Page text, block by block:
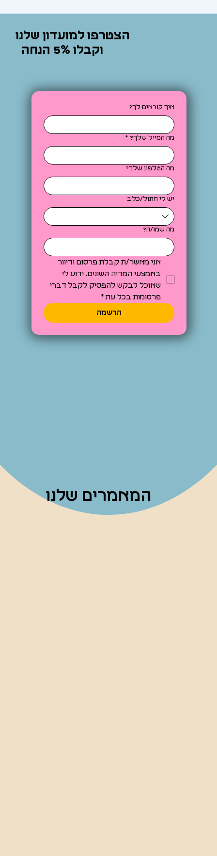
הצטרפו למועדון שלנו
וקבלו 5% הנחה
איך קוראים לך?
מה המייל שלך? *
מה הטלפון שלך?
יש לי חתול/כלב
מה שמו/ה?
אני מאשר/ת קבלת פרסום ודיוור
באמצעי המדיה השונים. ידוע לי
שאוכל לבקש להפסיק לקבל דברי
פרסומות בכל עת *
הרשמה
המאמרים שלנו